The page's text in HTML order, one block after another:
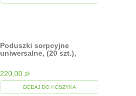
Poduszki sorpcyjne
uniwersalne, (20 szt.),
220,00 zł
DODAJ DO KOSZYKA